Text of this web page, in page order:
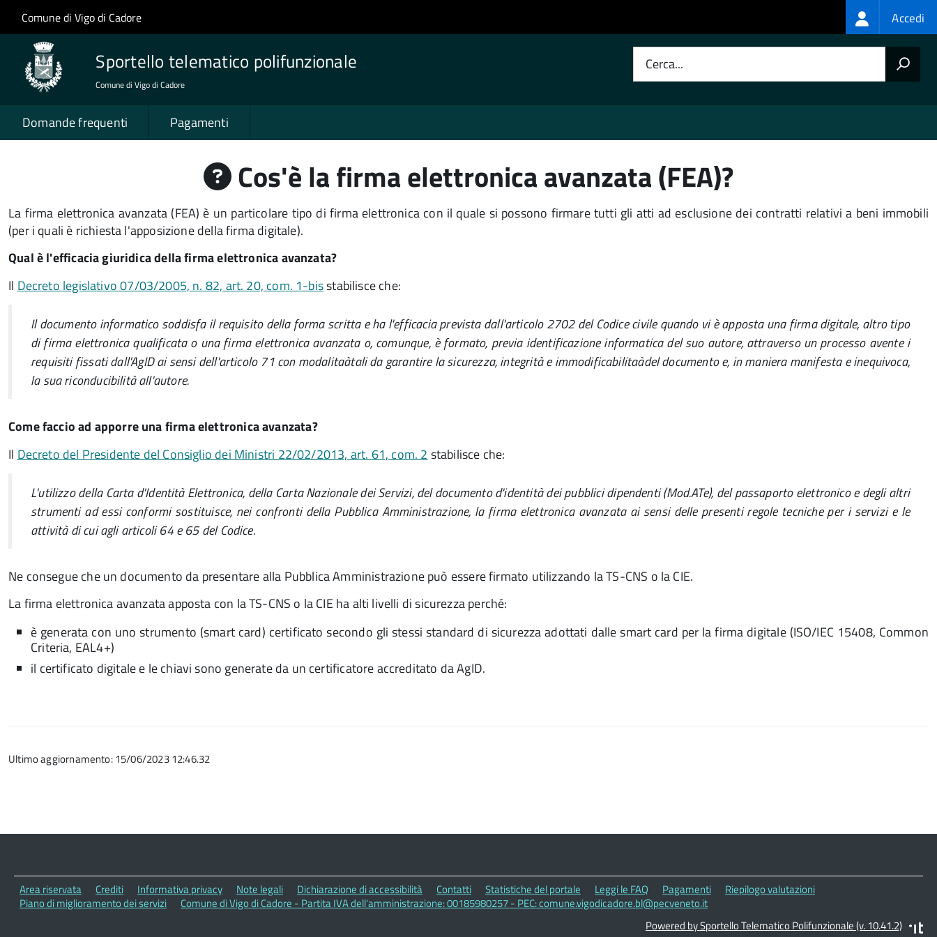
Salta al contenuto principale
Skip to site navigation
Comune di Vigo di Cadore Login
menu
Accedi
Sportello telematico polifunzionale
Comune di Vigo di Cadore
Cerca...
Domande frequenti Pagamenti
Cos'è la firma elettronica avanzata (FEA)?
La firma elettronica avanzata (FEA) è un particolare tipo di firma elettronica con il quale si possono firmare tutti gli atti ad esclusione dei contratti relativi a beni immobili
(per i quali è richiesta l'apposizione della firma digitale).
Qual è l'efficacia giuridica della firma elettronica avanzata?
Il Decreto legislativo 07/03/2005, n. 82, art. 20, com. 1-bisstabilisce che:
Il documento informatico soddisfa il requisito della forma scritta e ha l'efficacia prevista dall'articolo 2702 del Codice civile quando vi è apposta una firma digitale, altro tipo
di firma elettronica qualificata o una firma elettronica avanzata o, comunque, è formato, previa identificazione informatica del suo autore, attraverso un processo avente i
requisiti fissati dall'AgID ai sensi dell'articolo 71 con modalitaàtali da garantire la sicurezza, integrità e immodificabilitaàdel documento e, in maniera manifesta e inequivoca,
la sua riconducibilità all'autore.
Come faccio ad apporre una firma elettronica avanzata?
Il Decreto del Presidente del Consiglio dei Ministri 22/02/2013, art. 61, com. 2 stabilisce che:
L'utilizzo della Carta d'Identità Elettronica, della Carta Nazionale dei Servizi, del documento d'identità dei pubblici dipendenti (Mod.ATe), del passaporto elettronico e degli altri
strumenti ad essi conformi sostituisce, nei confronti della Pubblica Amministrazione, la firma elettronica avanzata ai sensi delle presenti regole tecniche per i servizi e le
attività di cui agli articoli 64 e 65 del Codice.
Ne consegue che un documento da presentare alla Pubblica Amministrazione può essere firmato utilizzando la TS-CNS o la CIE.
La firma elettronica avanzata apposta con la TS-CNS o la CIE ha alti livelli di sicurezzaperché:
è generata con uno strumento (smart card) certificato secondo gli stessi standard di sicurezza adottati dalle smart card per la firma digitale (ISO/IEC 15408, Common
Criteria, EAL4+)
il certificato digitale e le chiavi sono generate da un certificatore accreditato da AgID.
Ultimo aggiornamento: 15/06/2023 12:46.32
Area riservata Crediti Informativa privacy Note legali Dichiarazione di accessibilità Contatti Statistiche del portale Leggi le FAQ Pagamenti
Riepilogo valutazioni
Piano di miglioramento dei servizi
Comune di Vigo di Cadore - Partita IVA dell'amministrazione: 00185980257 - PEC: comune.vigodicadore.bl@pecveneto.it
Powered by Sportello Telematico Polifunzionale (v. 10.41.2)